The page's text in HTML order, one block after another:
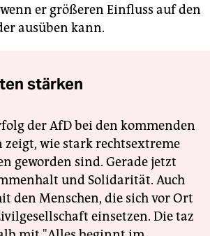
er größeren Einfluss auf den
ausüben kann.
stärken
der AfD bei den kommenden
zeigt, wie stark rechtsextreme
geworden sind. Gerade jetzt
und Solidarität. Auch
den Menschen, die sich vor Ort
einsetzen. Die taz